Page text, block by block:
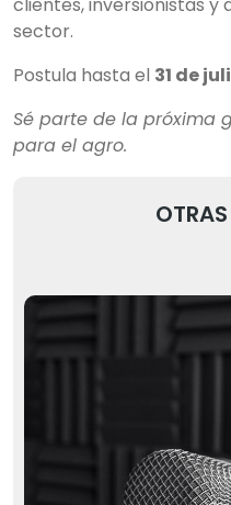
sector.
Postula hasta el 31 de
Sé parte de la próxima
para el agro.